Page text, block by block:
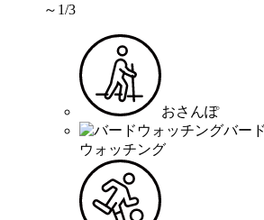
～1/3
おさんぽ
バード
ウォッチング